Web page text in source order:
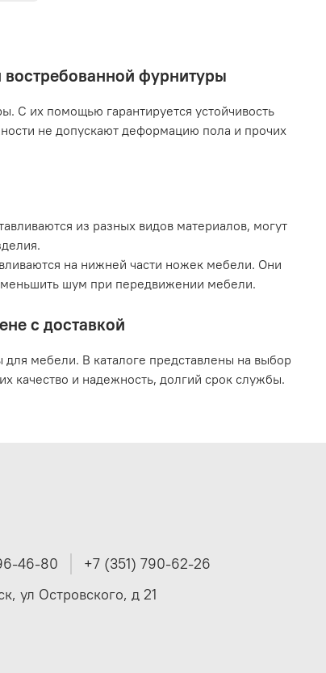
фурнитуры
С их помощью гарантируется устойчивость
не допускают деформацию пола и прочих
из разных видов материалов, могут
на нижней части ножек мебели. Они
шум при передвижении мебели.
с доставкой
мебели. В каталоге представлены на выбор
качество и надежность, долгий срок службы.
46-80
+7 (351) 790-62-26
ул Островского, д 21